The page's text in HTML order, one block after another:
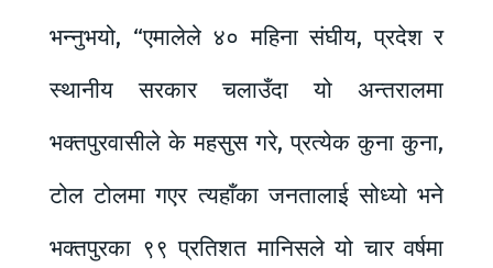
भन्नुभयो, “एमालेले ४० महिना संघीय, प्रदेश र
स्थानीय सरकार चलाउँदा यो अन्तरालमा
भक्तपुरवासीले के महसुस गरे, प्रत्येक कुना कुना,
टोल टोलमा गएर त्यहाँका जनतालाई सोध्यो भने
भक्तपुरका ९९ प्रतिशत मानिसले यो चार वर्षमा